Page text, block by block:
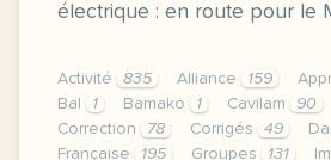
électrique : en route pour le
Activité 835 Alliance 159
Bal
1 Bamako 1 Cavilam 90
Correction
78 Corrigés 49
Française
195 Groupes 131